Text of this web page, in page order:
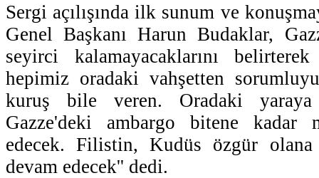
Sergi açılışında ilk sunum ve
Genel Başkanı Harun Budaklar,
seyirci kalamayacaklarını
hepimiz oradaki vahşetten
kuruş bile veren. Oradaki yaraya
Gazze'deki ambargo bitene kadar
edecek. Filistin, Kudüs özgür olana
devam edecek'' dedi.